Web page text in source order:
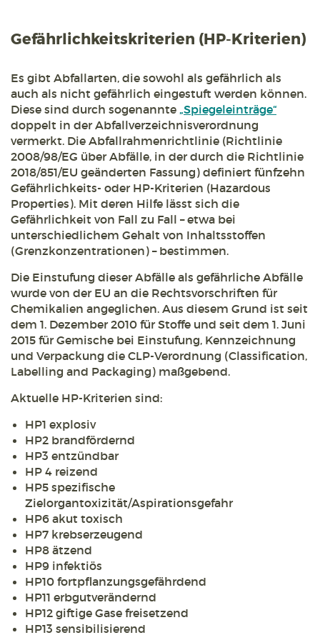
Gefährlichkeitskriterien (HP-Kriterien)
Es gibt Abfallarten, die sowohl als gefährlich als
auch als nicht gefährlich eingestuft werden können.
Diese sind durch sogenannte „Spiegeleinträge“
doppelt in der Abfallverzeichnisverordnung
vermerkt. Die Abfallrahmenrichtlinie (Richtlinie
2008/98/EG über Abfälle, in der durch die Richtlinie
2018/851/EU geänderten Fassung) definiert fünfzehn
Gefährlichkeits- oder HP-Kriterien (Hazardous
Properties). Mit deren Hilfe lässt sich die
Gefährlichkeit von Fall zu Fall – etwa bei
unterschiedlichem Gehalt von Inhaltsstoffen
(Grenzkonzentrationen) – bestimmen.
Die Einstufung dieser Abfälle als gefährliche Abfälle
wurde von der EU an die Rechtsvorschriften für
Chemikalien angeglichen. Aus diesem Grund ist seit
dem 1. Dezember 2010 für Stoffe und seit dem 1. Juni
2015 für Gemische bei Einstufung, Kennzeichnung
und Verpackung die CLP-Verordnung (Classification,
Labelling and Packaging) maßgebend.
Aktuelle HP-Kriterien sind:
HP1 explosiv
HP2 brandfördernd
HP3 entzündbar
HP 4 reizend
HP5 spezifische
Zielorgantoxizität/Aspirationsgefahr
HP6 akut toxisch
HP7 krebserzeugend
HP8 ätzend
HP9 infektiös
HP10 fortpflanzungsgefährdend
HP11 erbgutverändernd
HP12 giftige Gase freisetzend
HP13 sensibilisierend